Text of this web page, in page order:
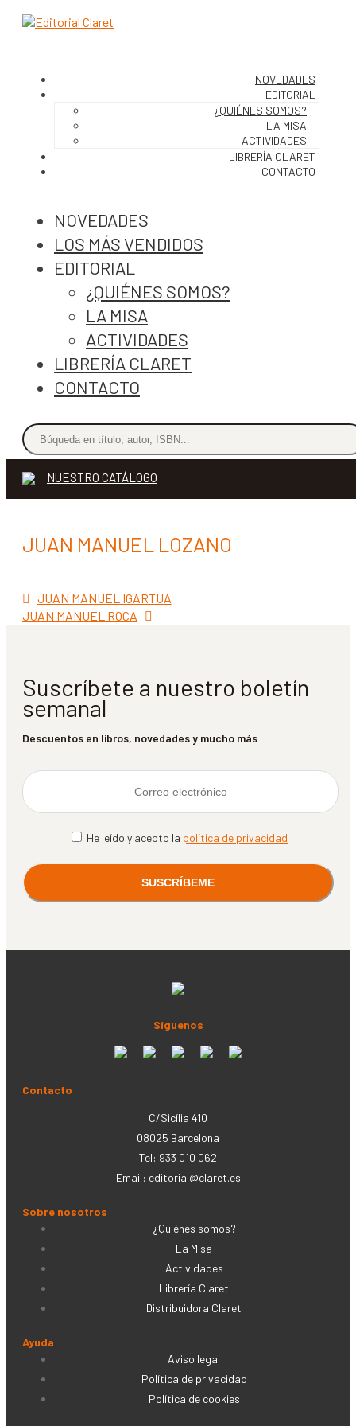
NOVEDADES
EDITORIAL
¿QUIÉNES SOMOS?
LA MISA
ACTIVIDADES
LIBRERÍA CLARET
CONTACTO
NOVEDADES
LOS MÁS VENDIDOS
EDITORIAL
¿QUIÉNES SOMOS?
LA MISA
ACTIVIDADES
LIBRERÍA CLARET
CONTACTO
NUESTRO CATÁLOGO
JUAN MANUEL LOZANO
Navegación
de
Anterior:
JUAN MANUEL IGARTUA
Siguiente:
JUAN MANUEL ROCA
Suscríbete a nuestro boletín
semanal
Descuentos en libros, novedades y mucho más
He leído y acepto la política de privacidad
Síguenos
Contacto
C/Sicília 410
08025 Barcelona
Tel: 933 010 062
Email: editorial@claret.es
Sobre nosotros
¿Quiénes somos?
La Misa
Actividades
Librería Claret
Distribuidora Claret
Ayuda
Aviso legal
Política de privacidad
Política de cookies